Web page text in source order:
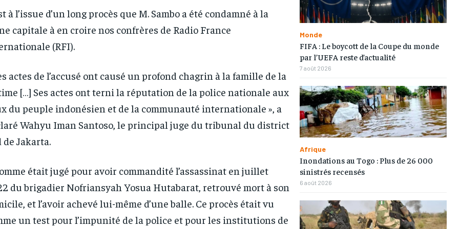
and you
1-YEAR
/ year
Pay now and you get access to exclusive
news and articles for a whole year.
1-MONTH
/ month
By agreeing to this tier, you are billed
every month after the first one until you
opt out of the monthly subscription.
and you
1-YEAR
/ year
Pay now and you get access to exclusive
news and articles for a whole year.
1-MONTH
/ month
By agreeing to this tier, you are billed
every month after the first one until you
opt out of the monthly subscription.
à l’issue d’un long procès que M. Sambo a été condamné à la
capitale à en croire nos confrères de Radio France
(RFI).
actes de l’accusé ont causé un profond chagrin à la famille de la
[…] Ses actes ont terni la réputation de la police nationale aux
du peuple indonésien et de la communauté internationale », a
Wahyu Iman Santoso, le principal juge du tribunal du district
de Jakarta.
était jugé pour avoir commandité l’assassinat en juillet
du brigadier Nofriansyah Yosua Hutabarat, retrouvé mort à son
et l’avoir achevé lui-même d’une balle. Ce procès était vu
un test pour l’impunité de la police et pour les institutions de
Monde
FIFA : Le boycott de la Coupe du monde
par l’UEFA reste d’actualité
7 août 2026
Afrique
Inondations au Togo : Plus de 26 000
sinistrés recensés
6 août 2026